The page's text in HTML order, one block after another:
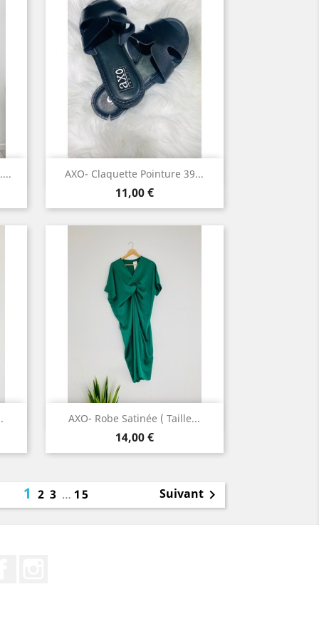
AXO- Claquette Pointure 39...
Prix
11,00 €
Aperçu rapide
AXO- Robe Satinée ( Taille...
Prix
14,00 €
Aperçu rapide
123 … 15 Suivant